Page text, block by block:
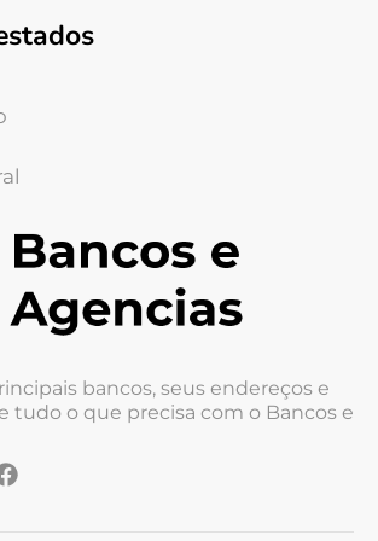
bancos, seus endereços e
tudo o que precisa com o Bancos e